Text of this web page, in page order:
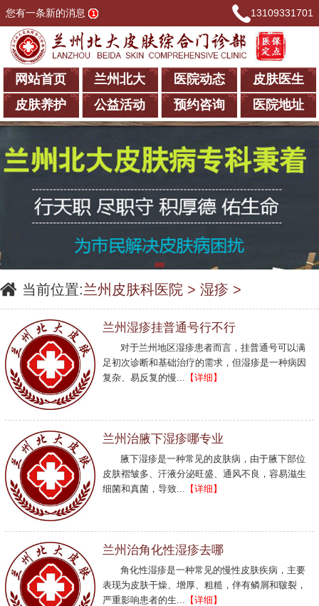
您有一条新的消息 13109331701
网站首页 兰州北大 医院动态
皮肤医生
皮肤养护
公益活动 预约咨询 医院地址
当前位置:兰州皮肤科医院> 湿疹 >
兰州湿疹挂普通号行不行
对于兰州地区湿疹患者而言，挂普通号可以满
足初次诊断和基础治疗的需求，但湿疹是一种病因
复杂、易反复的慢... 【详细】
兰州治腋下湿疹哪专业
腋下湿疹是一种常见的皮肤病，由于腋下部位
皮肤褶皱多、汗液分泌旺盛、通风不良，容易滋生
细菌和真菌，导致... 【详细】
兰州治角化性湿疹去哪
角化性湿疹是一种常见的慢性皮肤疾病，主要
表现为皮肤干燥、增厚、粗糙，伴有鳞屑和皲裂，
严重影响患者的生... 【详细】